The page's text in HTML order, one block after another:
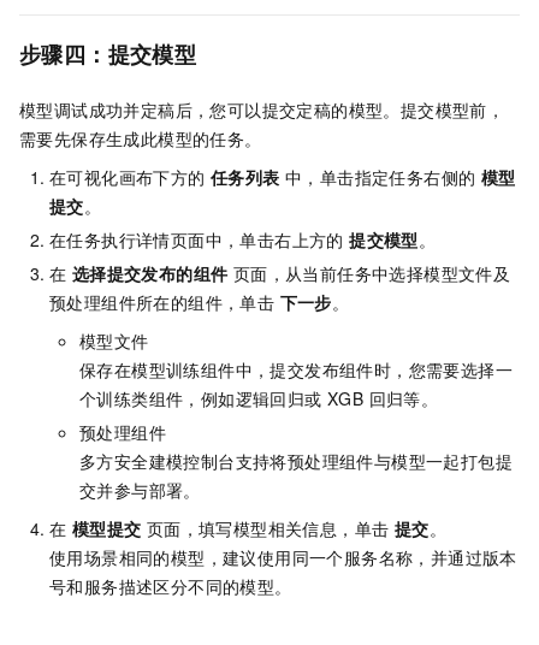
步骤四：提交模型
模型调试成功并定稿后，您可以提交定稿的模型。提交模型前，
需要先保存生成此模型的任务。
在可视化画布下方的 任务列表 中，单击指定任务右侧的 模型
提交。
在任务执行详情页面中，单击右上方的提交模型。
在 选择提交发布的组件 页面，从当前任务中选择模型文件及
预处理组件所在的组件，单击 下一步。
模型文件
保存在模型训练组件中，提交发布组件时，您需要选择一
个训练类组件，例如逻辑回归或 XGB 回归等。
预处理组件
多方安全建模控制台支持将预处理组件与模型一起打包提
交并参与部署。
在 模型提交 页面，填写模型相关信息，单击 提交。
使用场景相同的模型，建议使用同一个服务名称，并通过版本
号和服务描述区分不同的模型。